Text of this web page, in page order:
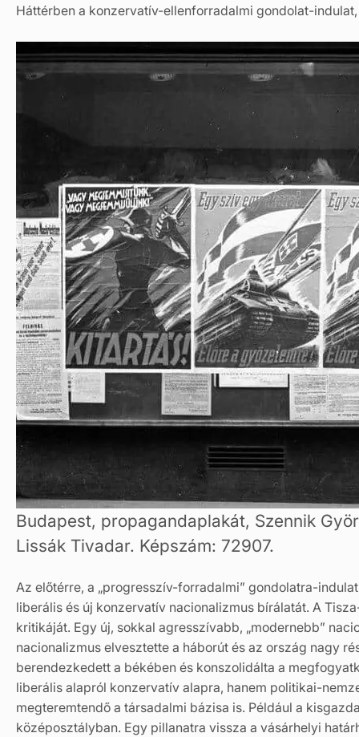
Háttérben a konzervatív-ellenforradalmi gondolat-
Budapest, propagandaplakát, Szennik
Lissák Tivadar. Képszám: 72907.
Az előtérre, a „progresszív-forradalmi” gondolatra-
liberális és új konzervatív nacionalizmus bírálatát. A
kritikáját. Egy új, sokkal agresszívabb, „modernebb”
nacionalizmus elvesztette a háborút és az ország nagy
berendezkedett a békében és konszolidálta a
liberális alapról konzervatív alapra, hanem politikai-
megteremtendő a társadalmi bázisa is. Például a
középosztályban. Egy pillanatra vissza a vásárhelyi